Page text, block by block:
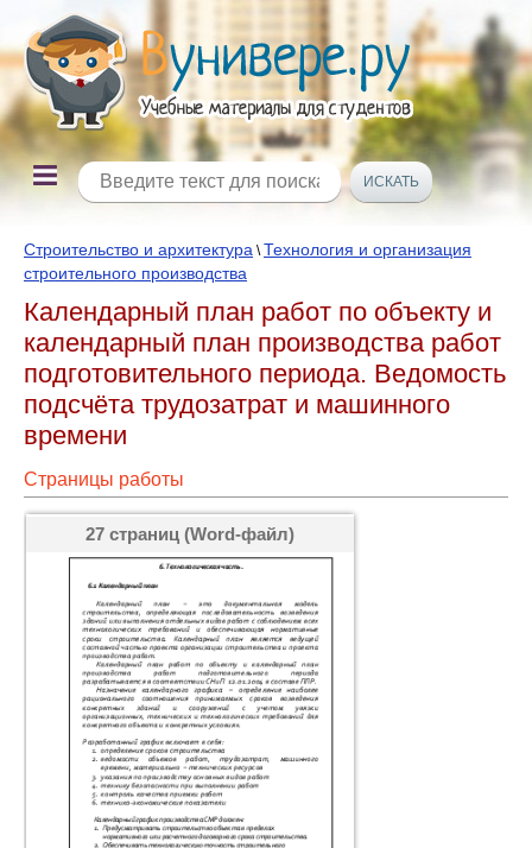
Строительство и архитектура \Технология и организация
строительного производства
Календарный план работ по объекту и
календарный план производства работ
подготовительного периода. Ведомость
подсчёта трудозатрат и машинного
времени
Страницы работы
27 страниц (Word-файл)